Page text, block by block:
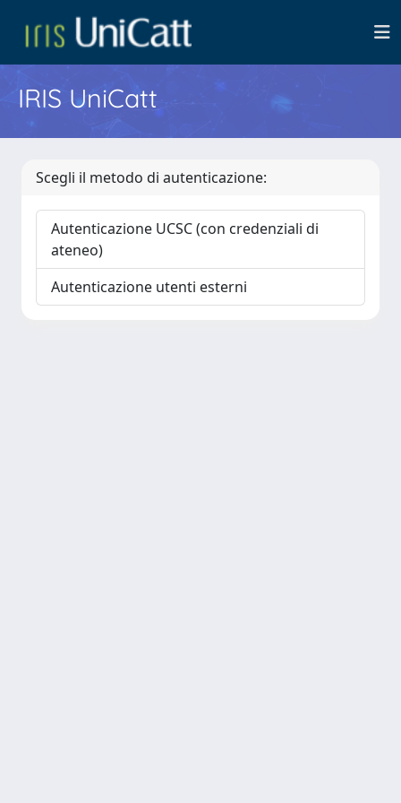
IRIS UniCatt
Scegli il metodo di autenticazione:
Autenticazione UCSC (con credenziali di
ateneo)
Autenticazione utenti esterni